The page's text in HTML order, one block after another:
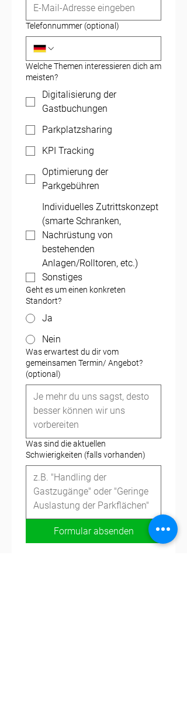
Telefonnummer (optional)
Welche Themen interessieren dich am
meisten?
Digitalisierung der
Gastbuchungen
Parkplatzsharing
KPI Tracking
Optimierung der
Parkgebühren
Individuelles Zutrittskonzept
(smarte Schranken,
Nachrüstung von
bestehenden
Anlagen/Rolltoren, etc.)
Sonstiges
Geht es um einen konkreten
Standort?
Ja
Nein
Was erwartest du dir vom
gemeinsamen Termin/ Angebot?
(optional)
Was sind die aktuellen
Schwierigkeiten (falls vorhanden)
Formular absenden